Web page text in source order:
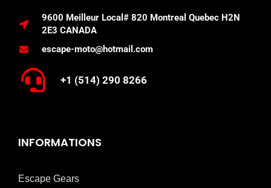
9600 Meilleur Local# 820 Montreal Quebec H2N
2E3 CANADA
escape-moto@hotmail.com
+1 (514) 290 8266
INFORMATIONS
Escape Gears